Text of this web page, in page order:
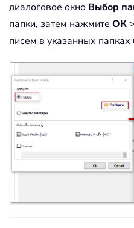
диалоговое окно Выбор
папки, затем нажмите ОК >
писем в указанных папках